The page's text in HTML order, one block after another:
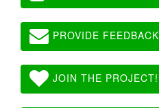
PROVIDE FEEDBACK
JOIN THE PROJECT!